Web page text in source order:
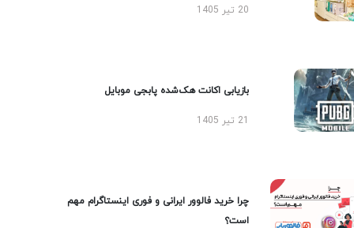
20 تیر 1405
بازیابی اکانت هک‌شده پابجی موبایل
چرا خرید فالوور ایرانی و فوری اینستاگرام مهم
است؟